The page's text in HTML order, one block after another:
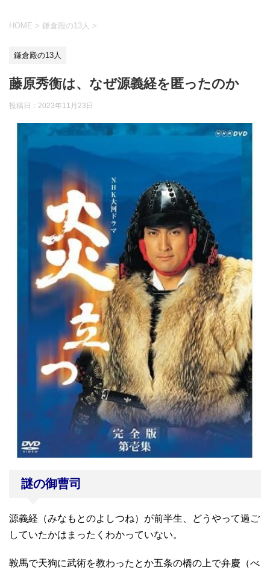
HOME > 鎌倉殿の13人 >
鎌倉殿の13人
藤原秀衡は、なぜ源義経を匿ったのか
投稿日： 2023年11月23日
謎の御曹司
源義経（みなもとのよしつね）が前半生、どうやって過ご
していたかはまったくわかっていない。
鞍馬で天狗に武術を教わったとか五条の橋の上で弁慶（べ